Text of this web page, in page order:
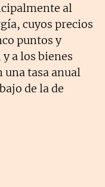
al
cuyos precios
puntos y
a los bienes
tasa anual
de la de